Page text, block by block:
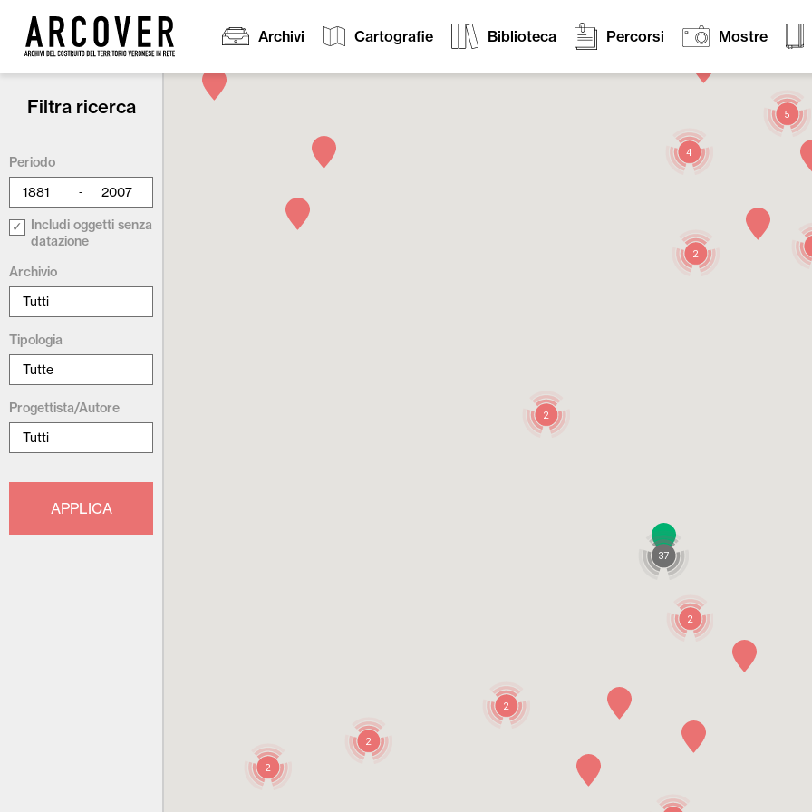
Archivi Cartografie Biblioteca Percorsi Mostre
5
37
2
2
2
2
2
2
4
Filtra ricerca
Periodo
-
Includi oggetti senza
datazione
Archivio
Tipologia
Progettista/Autore